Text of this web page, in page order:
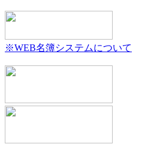
※WEB名簿システムについて